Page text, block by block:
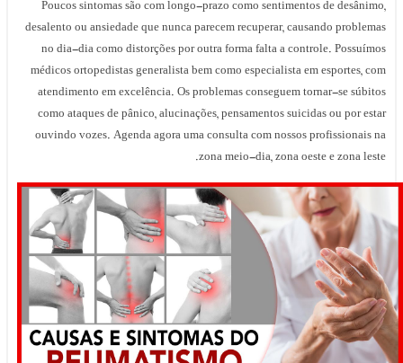
Poucos sintomas são com longo-prazo como sentimentos de desânimo,
desalento ou ansiedade que nunca parecem recuperar, causando problemas
no dia-dia como distorções por outra forma falta a controle. Possuímos
médicos ortopedistas generalista bem como especialista em esportes, com
atendimento em excelência. Os problemas conseguem tornar-se súbitos
como ataques de pânico, alucinações, pensamentos suicidas ou por estar
ouvindo vozes. Agenda agora uma consulta com nossos profissionais na
zona meio-dia, zona oeste e zona leste.